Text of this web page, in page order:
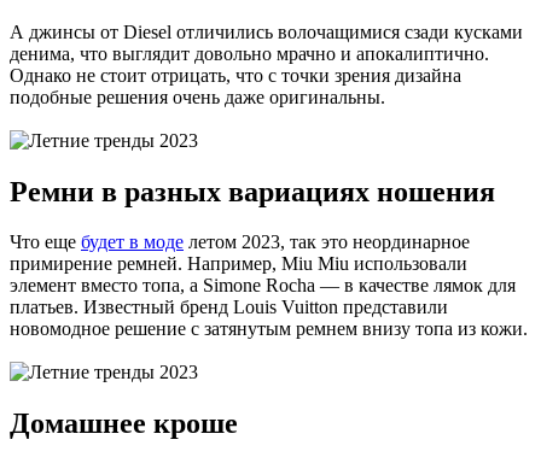
А джинсы от Diesel отличились волочащимися сзади кусками
денима, что выглядит довольно мрачно и апокалиптично.
Однако не стоит отрицать, что с точки зрения дизайна
подобные решения очень даже оригинальны.
Ремни в разных вариациях ношения
Что еще будет в моде летом 2023, так это неординарное
примирение ремней. Например, Miu Miu использовали
элемент вместо топа, а Simone Rocha — в качестве лямок для
платьев. Известный бренд Louis Vuitton представили
новомодное решение с затянутым ремнем внизу топа из кожи.
Домашнее кроше